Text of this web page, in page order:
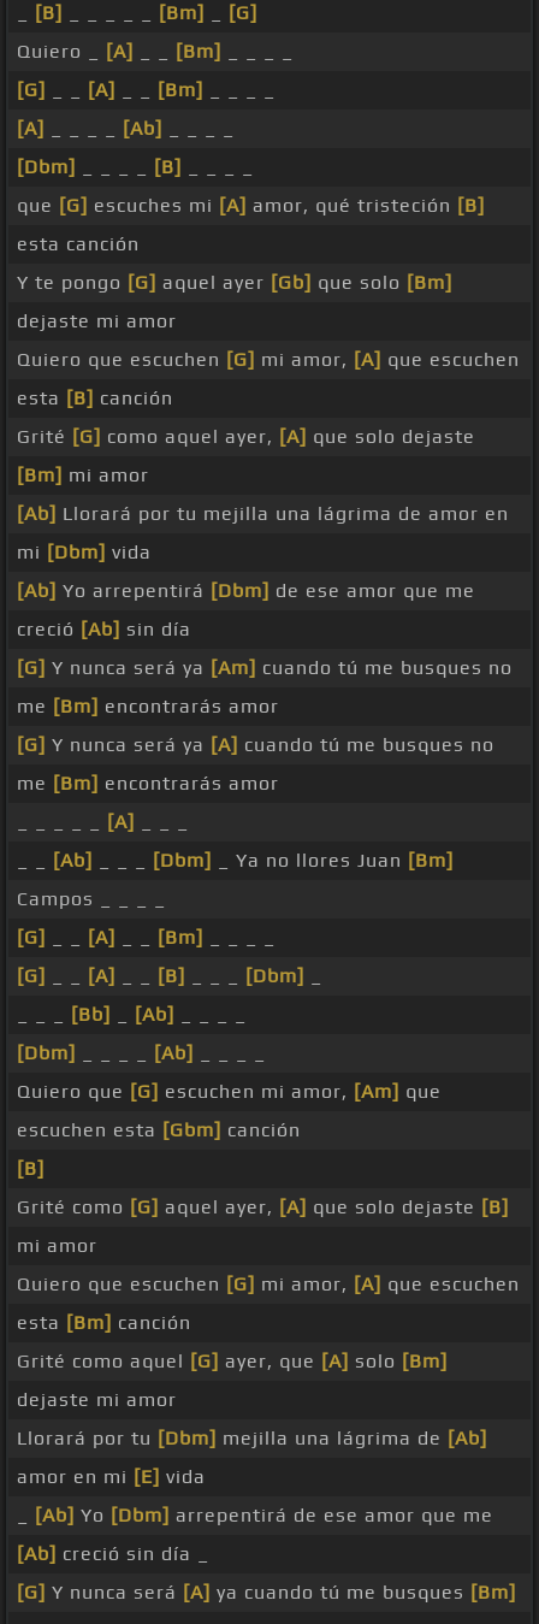
[B] [Bm]
[G]
Quiero _
[A] [Bm]
[G]
[A] [Bm]
[A]
[Ab]
[Dbm]
[B]
que [G] escuches mi [A] amor, qué tristeción [B]
esta canción
Y te pongo [G] aquel ayer [Gb] que solo [Bm]
dejaste mi amor
Quiero que escuchen [G] mi amor, [A] que escuchen
esta [B] canción
Grité [G] como aquel ayer, [A] que solo dejaste
[Bm] mi amor
[Ab] Llorará por tu mejilla una lágrima de amor en
mi [Dbm] vida
[Ab] Yo arrepentirá [Dbm] de ese amor que me
creció [Ab] sin día
[G] Y nunca será ya [Am] cuando tú me busques no
me [Bm] encontrarás amor
[G] Y nunca será ya [A] cuando tú me busques no
me [Bm] encontrarás amor
[A]
[Ab] [Dbm] _ Ya no llores Juan [Bm]
Campos _ _ _ _
[G]
[A] [Bm]
[G]
[A] [B] [Dbm]
[Bb] [Ab]
[Dbm]
[Ab]
Quiero que [G] escuchen mi amor, [Am] que
escuchen esta [Gbm] canción
[B]
Grité como [G] aquel ayer, [A] que solo dejaste [B]
mi amor
Quiero que escuchen [G] mi amor, [A] que escuchen
esta [Bm] canción
Grité como aquel [G] ayer, que [A] solo [Bm]
dejaste mi amor
Llorará por tu [Dbm] mejilla una lágrima de [Ab]
amor en mi [E] vida
[Ab] Yo [Dbm] arrepentirá de ese amor que me
[Ab] creció sin día _
[G] Y nunca será [A] ya cuando tú me busques [Bm]